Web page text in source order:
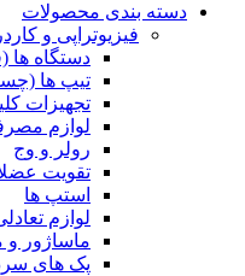
دسته بندی محصولات
فیزیوتراپی و
دستگاه ها
تیپ ها
تجهیزات
لوازم
رولر و وج
تقویت
استپ ها
لوازم
ماساژور و
پک های